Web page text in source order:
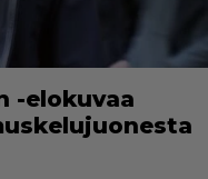
-elokuvaa